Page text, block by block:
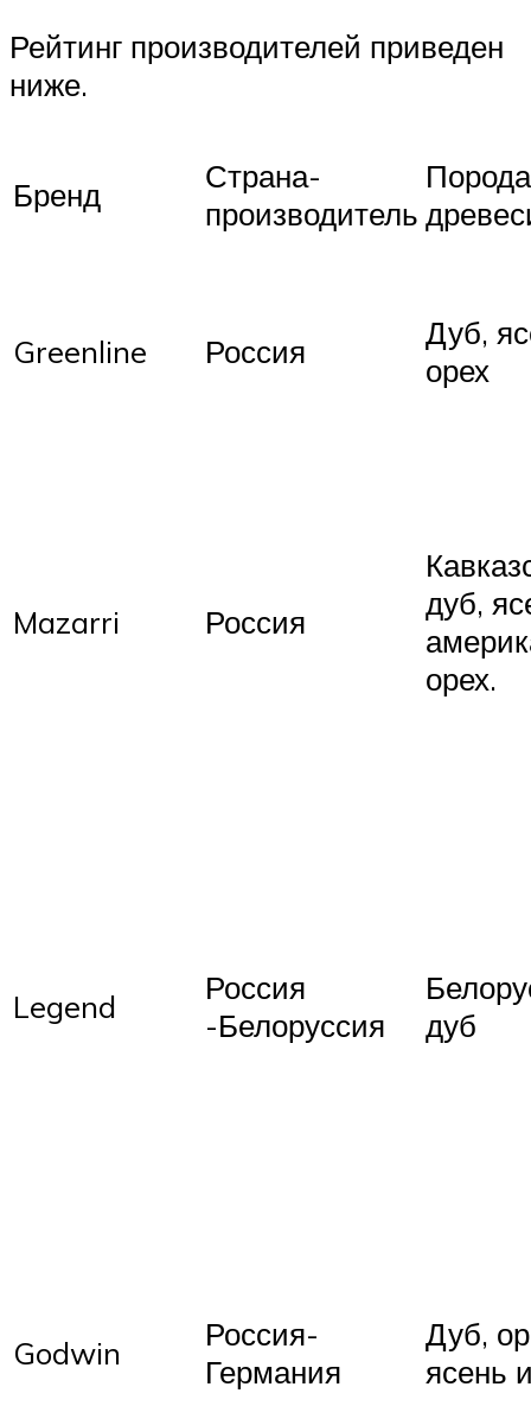
Рейтинг производителей приведен
ниже.
Бренд
Страна-
производитель
Порода
Greenline Россия
Дуб,
орех
Mazarri Россия
дуб,
орех.
Legend
Россия
-Белоруссия
дуб
Godwin
Россия-
Германия
Дуб,
ясень